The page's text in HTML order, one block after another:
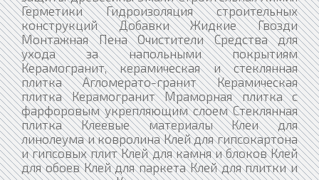
Герметики Гидроизоляция строительных
конструкций Добавки Жидкие Гвозди
Монтажная Пена Очистители Средства для
ухода за напольными покрытиям
Керамогранит, керамическая и стеклянная
плитка Агломерато-гранит Керамическая
плитка Керамогранит Мраморная плитка с
фарфоровым укрепляющим слоем Стеклянная
плитка Клеевые материалы Клеи для
линолеума и ковролина Клей для гипсокартона
и гипсовых плит Клей для камня и блоков Клей
для обоев Клей для паркета Клей для плитки и